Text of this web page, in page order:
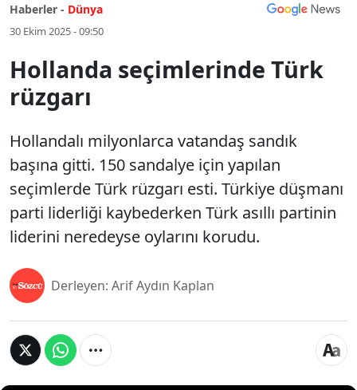
Haberler - Dünya
30 Ekim 2025 - 09:50
Hollanda seçimlerinde Türk
rüzgarı
Hollandalı milyonlarca vatandaş sandık
başına gitti. 150 sandalye için yapılan
seçimlerde Türk rüzgarı esti. Türkiye düşmanı
parti liderliği kaybederken Türk asıllı partinin
liderini neredeyse oylarını korudu.
Derleyen: Arif Aydın Kaplan